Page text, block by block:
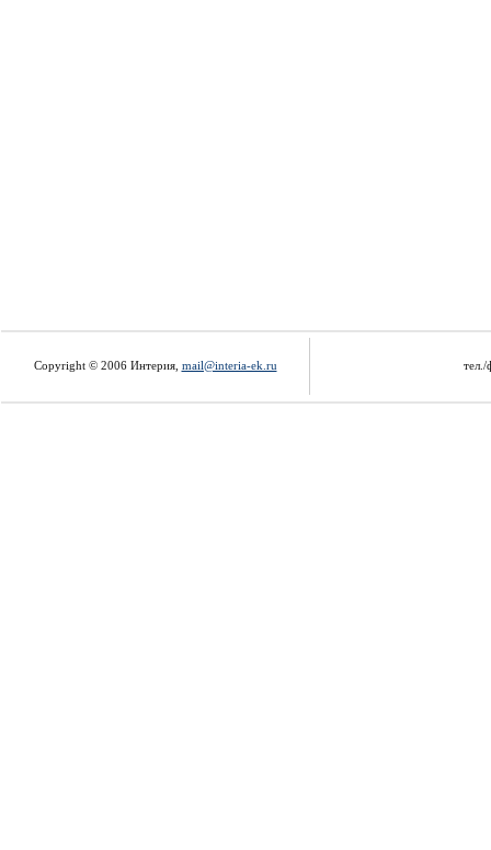
Copyright © 2006 Интерия, mail@interia-ek.ru